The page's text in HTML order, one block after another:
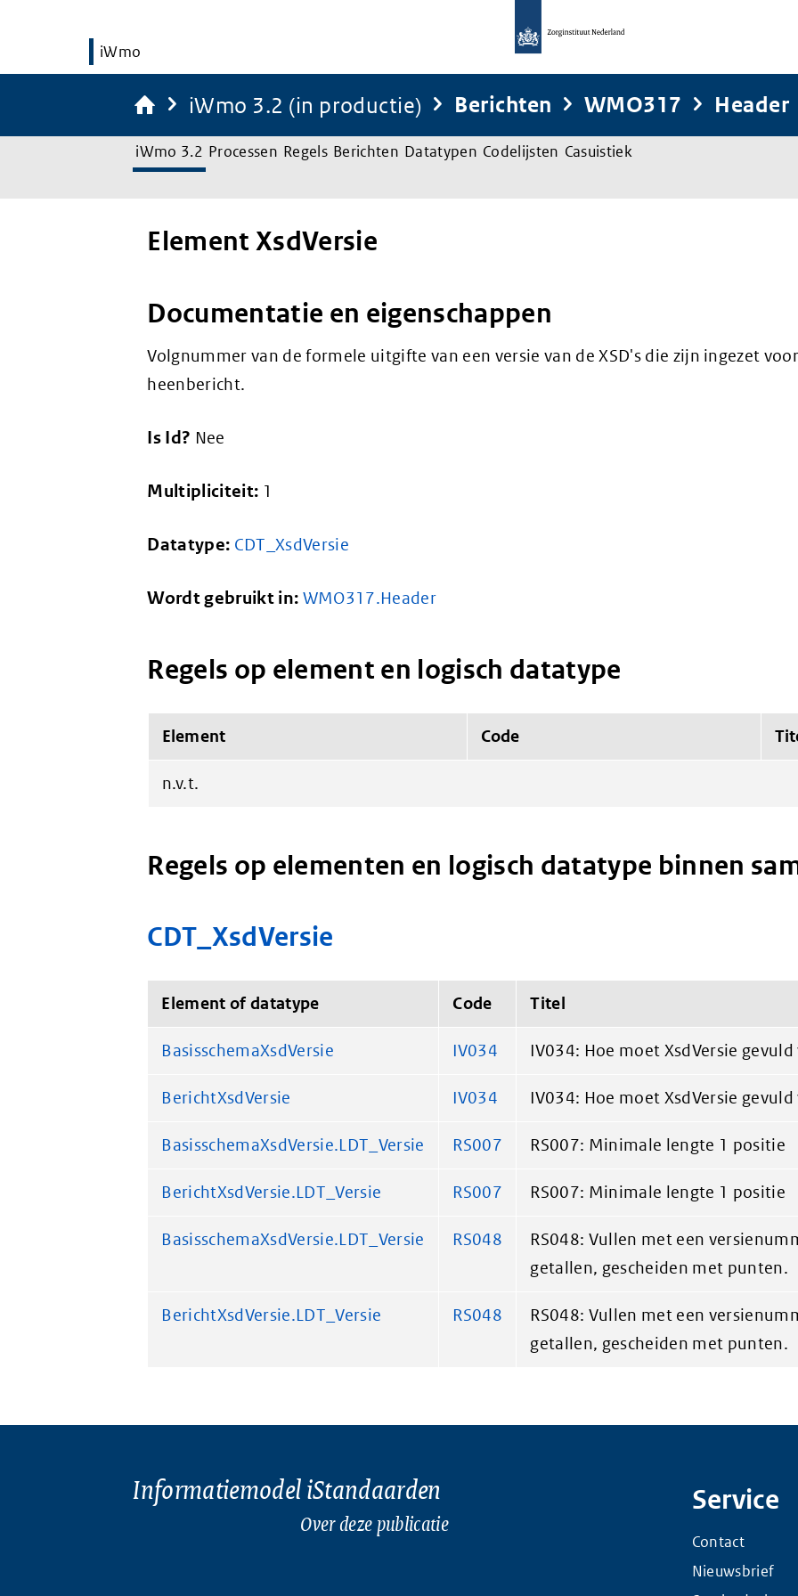
iWmo
iWmo 3.2 (in productie) Berichten WMO317 Header
iWmo 3.2 Processen Regels Berichten Datatypen Codelijsten Casuistiek
Element XsdVersie
Documentatie en eigenschappen
Volgnummer van de formele uitgifte van een versie van de XSD's die zijn ingezet
heenbericht.
Is Id? Nee
Multipliciteit: 1
Datatype: CDT_XsdVersie
Wordt gebruikt in: WMO317.Header
Regels op element en logisch datatype
Element Code
n.v.t.
Regels op elementen en logisch datatype binnen
CDT_XsdVersie
Element of datatype Code Titel
BasisschemaXsdVersie IV034 IV034: Hoe moet XsdVersie
BerichtXsdVersie IV034 IV034: Hoe moet XsdVersie
BasisschemaXsdVersie.LDT_Versie RS007 RS007: Minimale lengte 1 positie
BerichtXsdVersie.LDT_Versie RS007 RS007: Minimale lengte 1 positie
BasisschemaXsdVersie.LDT_Versie RS048
RS048: Vullen met een
getallen, gescheiden met punten.
BerichtXsdVersie.LDT_Versie RS048
RS048: Vullen met een
getallen, gescheiden met punten.
Informatiemodel iStandaarden
Over deze publicatie
Service
Contact
Nieuwsbrief